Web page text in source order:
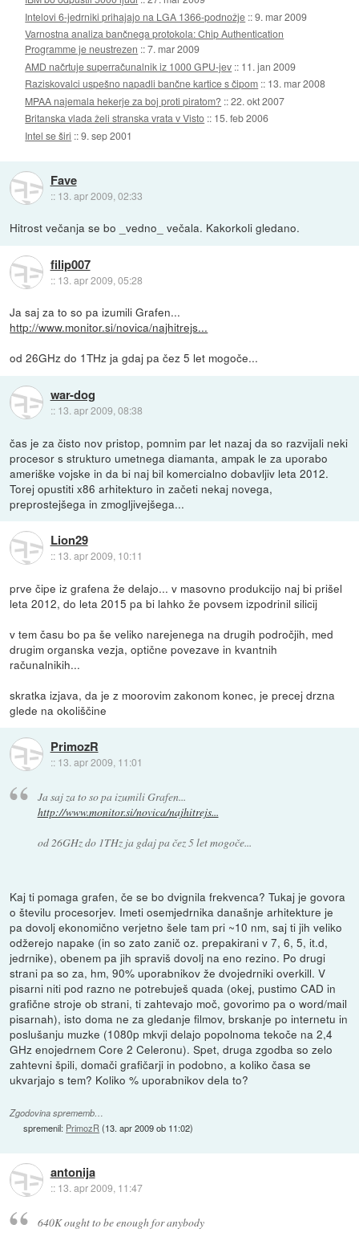
Intelovi 6-jedrniki prihajajo na LGA 1366-podnožje ::9. mar 2009
Varnostna analiza bančnega protokola: Chip Authentication
Programme je neustrezen ::7. mar 2009
AMD načrtuje superračunalnik iz 1000 GPU-jev :: 11. jan 2009
Raziskovalci uspešno napadli bančne kartice s čipom :: 13. mar 2008
MPAA najemala hekerje za boj proti piratom? ::22. okt 2007
Britanska vlada želi stranska vrata v Visto :: 15. feb 2006
Intel se širi ::9. sep 2001
Fave
:: 13. apr 2009, 02:33
Hitrost večanja se bo _vedno_ večala. Kakorkoli gledano.
filip007
:: 13. apr 2009, 05:28
Ja saj za to so pa izumili Grafen...
http://www.monitor.si/novica/najhitrejs...
od 26GHz do 1THz ja gdaj pa čez 5 let mogoče...
war-dog
:: 13. apr 2009, 08:38
čas je za čisto nov pristop, pomnim par let nazaj da so razvijali neki
procesor s strukturo umetnega diamanta, ampak le za uporabo
ameriške vojske in da bi naj bil komercialno dobavljiv leta 2012.
Torej opustiti x86 arhitekturo in začeti nekaj novega,
preprostejšega in zmogljivejšega...
Lion29
:: 13. apr 2009, 10:11
prve čipe iz grafena že delajo... v masovno produkcijo naj bi prišel
leta 2012, do leta 2015 pa bi lahko že povsem izpodrinil silicij
v tem času bo pa še veliko narejenega na drugih področjih, med
drugim organska vezja, optične povezave in kvantnih
računalnikih...
skratka izjava, da je z moorovim zakonom konec, je precej drzna
glede na okoliščine
PrimozR
:: 13. apr 2009, 11:01
Ja saj za to so pa izumili Grafen...
http://www.monitor.si/novica/najhitrejs...
od 26GHz do 1THz ja gdaj pa čez 5 let mogoče...
Kaj ti pomaga grafen, če se bo dvignila frekvenca? Tukaj je govora
o številu procesorjev. Imeti osemjedrnika današnje arhitekture je
pa dovolj ekonomično verjetno šele tam pri ~10 nm, saj ti jih veliko
odžerejo napake (in so zato zanič oz. prepakirani v 7, 6, 5, it.d,
jedrnike), obenem pa jih spraviš dovolj na eno rezino. Po drugi
strani pa so za, hm, 90% uporabnikov že dvojedrniki overkill. V
pisarni niti pod razno ne potrebuješ quada (okej, pustimo CAD in
grafične stroje ob strani, ti zahtevajo moč, govorimo pa o word/mail
pisarnah), isto doma ne za gledanje filmov, brskanje po internetu in
poslušanju muzke (1080p mkvji delajo popolnoma tekoče na 2,4
GHz enojedrnem Core 2 Celeronu). Spet, druga zgodba so zelo
zahtevni špili, domači grafičarji in podobno, a koliko časa se
ukvarjajo s tem? Koliko % uporabnikov dela to?
Zgodovina sprememb…
spremenil: PrimozR(13. apr 2009 ob 11:02)
antonija
:: 13. apr 2009, 11:47
640K ought to be enough for anybody